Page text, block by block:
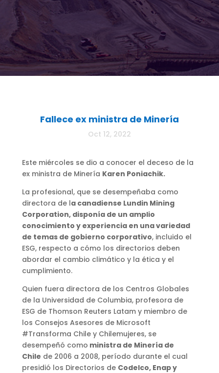
Fallece ex ministra de Minería
Oct 12, 2022
Este miércoles se dio a conocer el deceso de la
ex ministra de Minería Karen Poniachik.
La profesional, que se desempeñaba como
directora de la canadiense Lundin Mining
Corporation, disponía de un amplio
conocimiento y experiencia en una variedad
de temas de gobierno corporativo, incluido el
ESG, respecto a cómo los directorios deben
abordar el cambio climático y la ética y el
cumplimiento.
Quien fuera directora de los Centros Globales
de la Universidad de Columbia, profesora de
ESG de Thomson Reuters Latam y miembro de
los Consejos Asesores de Microsoft
#Transforma Chile y Chilemujeres, se
desempeñó como ministra de Minería de
Chile de 2006 a 2008, período durante el cual
presidió los Directorios de Codelco, Enap y